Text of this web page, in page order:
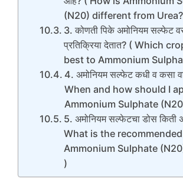
(N20) different from
3. कोणती पिके अमोनियम सल्फेट
प्रतिक्रिया देतात? ( Which
best to Ammonium
4. अमोनियम सल्फेट कधी व कसा
When and how should I
Ammonium Sulphate
5. अमोनियम सल्फेटचा डोस किती
What is the
Ammonium Sulphate
)